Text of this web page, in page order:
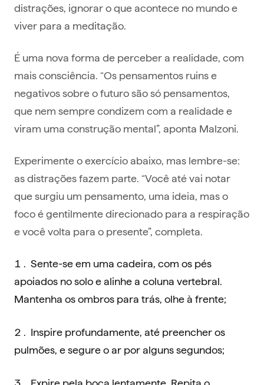
distrações, ignorar o que acontece no mundo e
viver para a meditação.
É uma nova forma de perceber a realidade, com
mais consciência. “Os pensamentos ruins e
negativos sobre o futuro são só pensamentos,
que nem sempre condizem com a realidade e
viram uma construção mental”, aponta Malzoni.
Experimente o exercício abaixo, mas lembre-se:
as distrações fazem parte. “Você até vai notar
que surgiu um pensamento, uma ideia, mas o
foco é gentilmente direcionado para a respiração
e você volta para o presente”, completa.
Sente-se em uma cadeira, com os pés
apoiados no solo e alinhe a coluna vertebral.
Mantenha os ombros para trás, olhe à frente;
Inspire profundamente, até preencher os
pulmões, e segure o ar por alguns segundos;